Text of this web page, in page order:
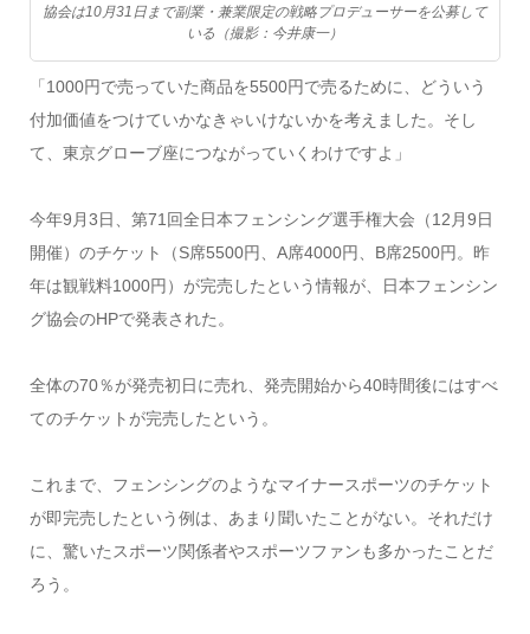
協会は10月31日まで副業・兼業限定の戦略プロデューサーを公募して
いる（撮影：今井康一）
「1000円で売っていた商品を5500円で売るために、どういう
付加価値をつけていかなきゃいけないかを考えました。そし
て、東京グローブ座につながっていくわけですよ」
今年9月3日、第71回全日本フェンシング選手権大会（12月9日
開催）のチケット（S席5500円、A席4000円、B席2500円。昨
年は観戦料1000円）が完売したという情報が、日本フェンシン
グ協会のHPで発表された。
全体の70％が発売初日に売れ、発売開始から40時間後にはすべ
てのチケットが完売したという。
これまで、フェンシングのようなマイナースポーツのチケット
が即完売したという例は、あまり聞いたことがない。それだけ
に、驚いたスポーツ関係者やスポーツファンも多かったことだ
ろう。